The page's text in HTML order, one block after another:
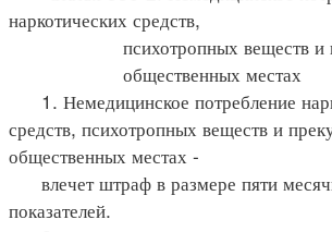
наркотических средств,
психотропных веществ и
общественных местах
1. Немедицинское потребление
средств, психотропных веществ и
общественных местах -
влечет штраф в размере пяти
показателей.